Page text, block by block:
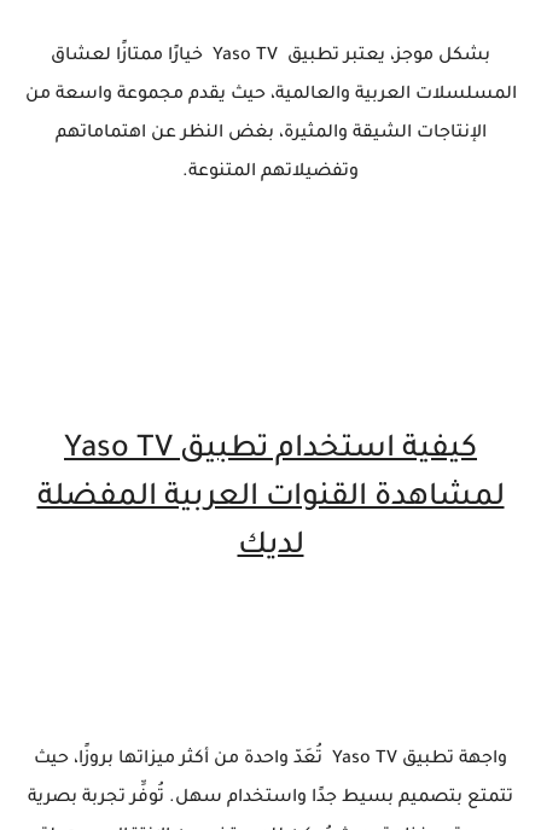
بشكل موجز، يعتبر تطبيق Yaso TV خيارًا ممتازًا لعشاق
المسلسلات العربية والعالمية، حيث يقدم مجموعة واسعة من
الإنتاجات الشيقة والمثيرة، بغض النظر عن اهتماماتهم
وتفضيلاتهم المتنوعة.
كيفية استخدام تطبيق Yaso TV
لمشاهدة القنوات العربية المفضلة
لديك
واجهة تطبيق Yaso TV تُعَدّ واحدة من أكثر ميزاتها بروزًا، حيث
تتمتع بتصميم بسيط جدًا واستخدام سهل. تُوفِّر تجربة بصرية